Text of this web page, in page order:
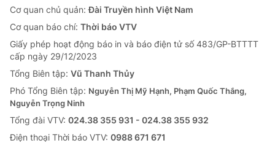
Cơ quan chủ quản:Đài Truyền hình Việt Nam
Cơ quan báo chí: Thời báo VTV
Giấy phép hoạt động báo in và báo điện tử số 483/GP-BTTTT
cấp ngày 29/12/2023
Tổng Biên tập: Vũ Thanh Thủy
Phó Tổng Biên tập: Nguyễn Thị Mỹ Hạnh, Phạm Quốc Thắng,
Nguyễn Trọng Ninh
Tổng đài VTV: 024.38 355 931 - 024.38 355 932
Ðiện thoại Thời báo VTV: 0988 671 671